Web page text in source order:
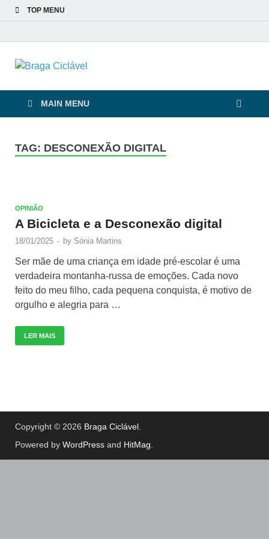
TOP MENU
Braga Ciclável
MAIN MENU
TAG: DESCONEXÃO DIGITAL
OPINIÃO
A Bicicleta e a Desconexão digital
18/01/2025 - by Sónia Martins
Ser mãe de uma criança em idade pré-escolar é uma
verdadeira montanha-russa de emoções. Cada novo
feito do meu filho, cada pequena conquista, é motivo de
orgulho e alegria para …
LER MAIS
Copyright © 2026 Braga Ciclável
Powered by WordPress and HitMag